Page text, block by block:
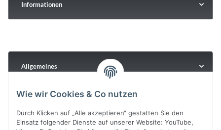
Informationen
Allgemeines
Wie wir Cookies & Co nutzen
Durch Klicken auf „Alle akzeptieren“ gestatten Sie den
Einsatz folgender Dienste auf unserer Website: YouTube,